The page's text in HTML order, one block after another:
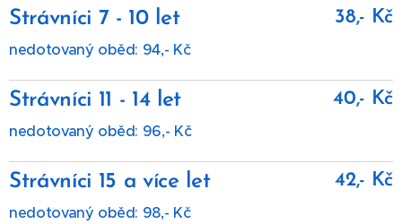
Strávníci 7 - 10 let
nedotovaný oběd: 94,- Kč
38,- Kč
Strávníci 11 - 14 let
nedotovaný oběd: 96,- Kč
40,- Kč
Strávníci 15 a více let
nedotovaný oběd: 98,- Kč
42,- Kč